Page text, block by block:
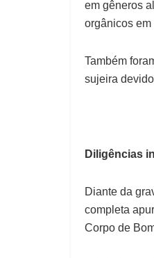
em gêneros
orgânicos
Também
sujeira
Diligências
Diante da
completa
Corpo de